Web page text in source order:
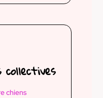
collectives
chiens